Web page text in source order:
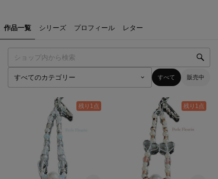
作品一覧 シリーズ プロフィール レター
すべて 販売中
残り1点 残り1点